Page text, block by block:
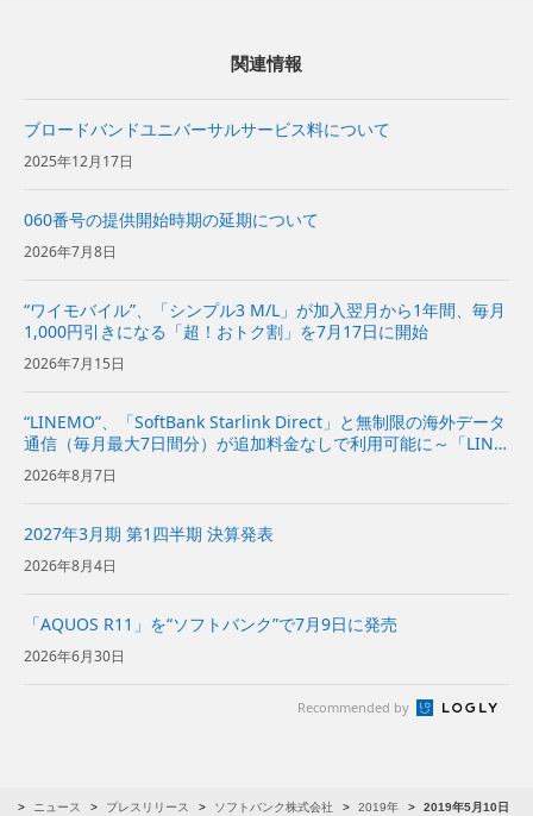
関連情報
ブロードバンドユニバーサルサービス料について
2025年12月17日
060番号の提供開始時期の延期について
2026年7月8日
“ワイモバイル”、「シンプル3 M/L」が加入翌月から1年間、毎月
1,000円引きになる「超！おトク割」を7月17日に開始
2026年7月15日
“LINEMO”、「SoftBank Starlink Direct」と無制限の海外データ
通信（毎月最大7日間分）が追加料金なしで利用可能に～「LINE
MOベストプラン」と「LINEMOベストプランV」が、国内外で
より安心・快適に～ | 企...
2026年8月7日
2027年3月期 第1四半期 決算発表
2026年8月4日
「AQUOS R11」を“ソフトバンク”で7月9日に発売
2026年6月30日
Recommended by
ニュース プレスリリース ソフトバンク株式会社 2019年 2019年5月10日